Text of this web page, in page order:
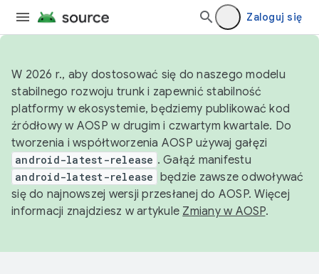
Zaloguj się
W 2026 r., aby dostosować się do naszego modelu
stabilnego rozwoju trunk i zapewnić stabilność
platformy w ekosystemie, będziemy publikować kod
źródłowy w AOSP w drugim i czwartym kwartale. Do
tworzenia i współtworzenia AOSP używaj gałęzi
android-latest-release . Gałąź manifestu
android-latest-release będzie zawsze odwoływać
się do najnowszej wersji przesłanej do AOSP. Więcej
informacji znajdziesz w artykule Zmiany w AOSP.